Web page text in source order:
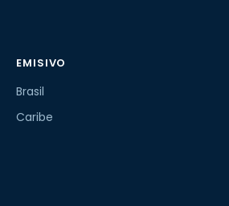
EMISIVO
Brasil
Caribe